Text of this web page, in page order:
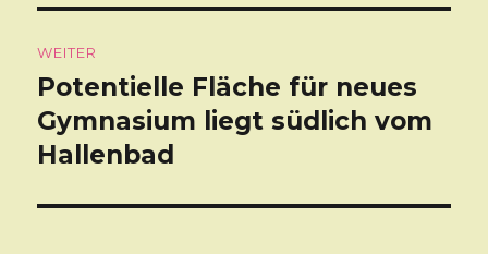
WEITER
Nächster
Beitrag:
Potentielle Fläche für neues
Gymnasium liegt südlich vom
Hallenbad